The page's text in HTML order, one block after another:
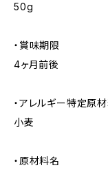
50g
・賞味期限
4ヶ月前後
・アレルギー特定原
小麦
・原材料名